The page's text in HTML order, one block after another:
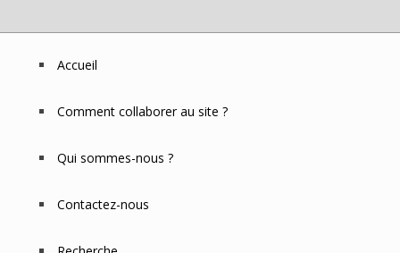
FooterAccueil
Comment collaborer au site ?
Qui sommes-nous ?
Contactez-nous